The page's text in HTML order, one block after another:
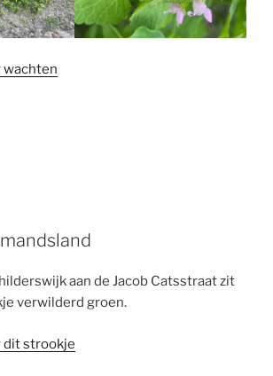
wachten
aan de Jacob Catsstraat zit
verwilderd groen.
dit strookje